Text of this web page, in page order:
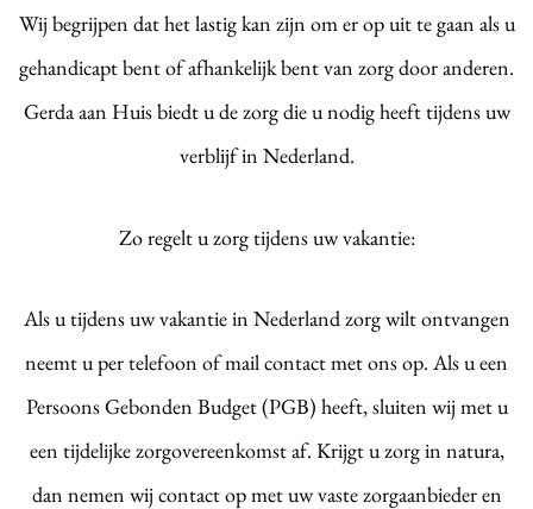
Wij begrijpen dat het lastig kan zijn om er op uit te gaan als u
gehandicapt bent of afhankelijk bent van zorg door anderen.
Gerda aan Huis biedt u de zorg die u nodig heeft tijdens uw
verblijf in Nederland.
Zo regelt u zorg tijdens uw vakantie:
Als u tijdens uw vakantie in Nederland zorg wilt ontvangen
neemt u per telefoon of mail contact met ons op. Als u een
Persoons Gebonden Budget (PGB) heeft, sluiten wij met u
een tijdelijke zorgovereenkomst af. Krijgt u zorg in natura,
dan nemen wij contact op met uw vaste zorgaanbieder en